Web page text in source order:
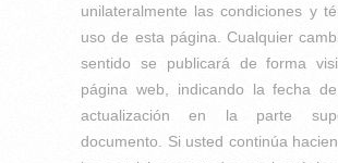
unilateralmente las condiciones y
uso de esta página. Cualquier
sentido se publicará de forma
página web, indicando la fecha
actualización en la parte
documento. Si usted continúa